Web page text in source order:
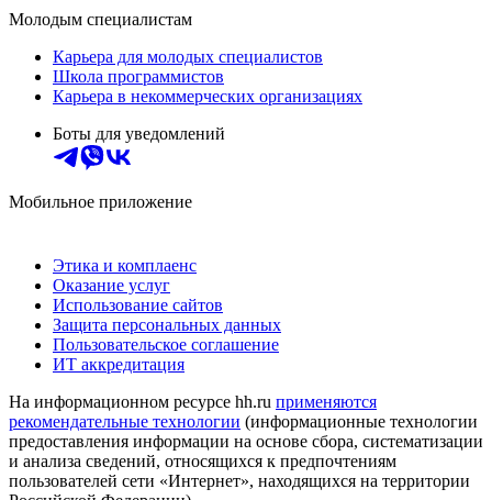
Молодым специалистам
Карьера для молодых специалистов
Школа программистов
Карьера в некоммерческих организациях
Боты для уведомлений
Мобильное приложение
Этика и комплаенс
Оказание услуг
Использование сайтов
Защита персональных данных
Пользовательское соглашение
ИТ аккредитация
На информационном ресурсе hh.ru применяются
рекомендательные технологии (информационные технологии
предоставления информации на основе сбора, систематизации
и анализа сведений, относящихся к предпочтениям
пользователей сети «Интернет», находящихся на территории